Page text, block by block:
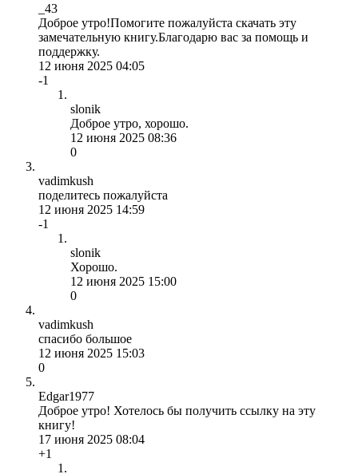
_43
Доброе утро!Помогите пожалуйста скачать эту
замечательную книгу.Благодарю вас за помощь и
поддержку.
12 июня 2025 04:05
-1
slonik
Доброе утро, хорошо.
12 июня 2025 08:36
0
vadimkush
поделитесь пожалуйста
12 июня 2025 14:59
-1
slonik
Хорошо.
12 июня 2025 15:00
0
vadimkush
спасибо большое
12 июня 2025 15:03
0
Edgar1977
Доброе утро! Хотелось бы получить ссылку на эту
книгу!
17 июня 2025 08:04
+1